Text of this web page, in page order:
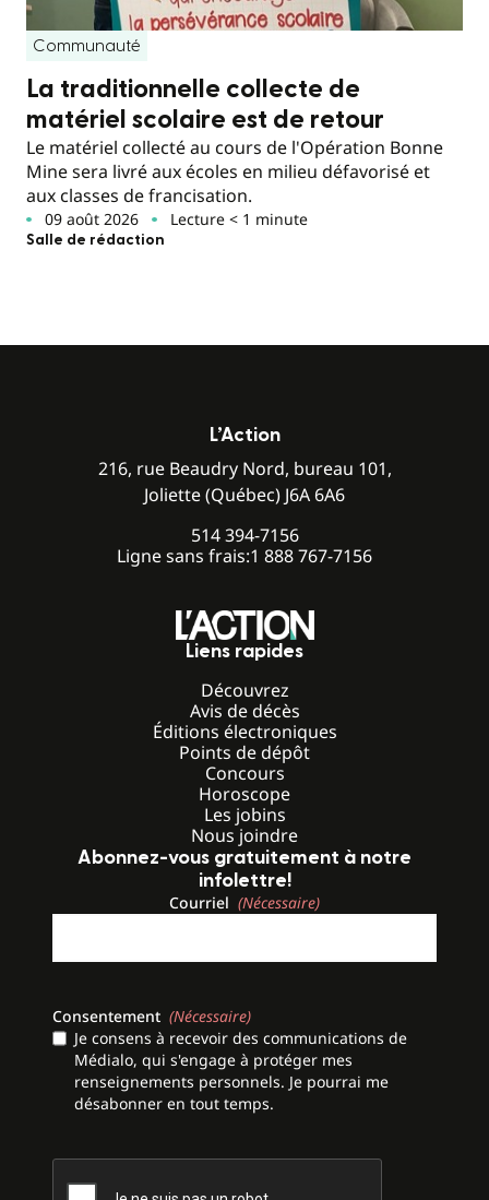
Communauté
La traditionnelle collecte de
matériel scolaire est de retour
Le matériel collecté au cours de l'Opération Bonne
Mine sera livré aux écoles en milieu défavorisé et
aux classes de francisation.
09 août 2026 Lecture < 1 minute
Salle de rédaction
L’Action
216, rue Beaudry Nord, bureau 101,
Joliette (Québec) J6A 6A6
514 394-7156
Ligne sans frais:1 888 767-7156
Liens rapides
Découvrez
Avis de décès
Éditions électroniques
Points de dépôt
Concours
Horoscope
Les jobins
Nous joindre
Abonnez-vous gratuitement à notre
infolettre!
Courriel (Nécessaire)
Consentement (Nécessaire)
Je consens à recevoir des communications de
Médialo, qui s'engage à protéger mes
renseignements personnels. Je pourrai me
désabonner en tout temps.
CAPTCHA